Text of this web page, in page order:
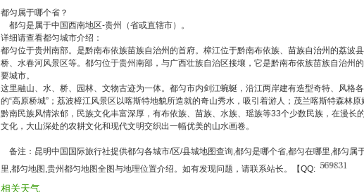
都匀属于哪个省？
都匀是属于中国西南地区-贵州（省或直辖市）。
详细请查看都匀城市介绍：
都匀位于贵州南部。是黔南布依族苗族自治州的首府。樟江位于黔南布依族、苗族自治州的荔波
桥、水春河风景区等。都匀位于贵州南部，与广西壮族自治区接壤，它是黔南布依族苗族自治州
要城市。
这里融山、水、桥、园林、文物古迹为一体。都匀市内剑江蜿蜒，沿江两岸建有造型奇特、风格
的“高原桥城”；荔波樟江风景区以喀斯特地貌所造就的奇山秀水，吸引着游人；茂兰喀斯特森林原
黔南民族风情浓郁，民族文化丰富深厚，有布依族、苗族、水族、瑶族等33个少数民族，在漫长
文化，大山深处的农耕文化和现代文明交织出一幅优美的山水画卷。
备注：昆明中国国际旅行社提供都匀各城市/区/县城地图查询,都匀是哪个省,都匀在哪里,都匀属
里,都匀地图,贵州都匀地图全图与地理位置介绍。如有发现问题，请联系站长。【QQ:
相关天气